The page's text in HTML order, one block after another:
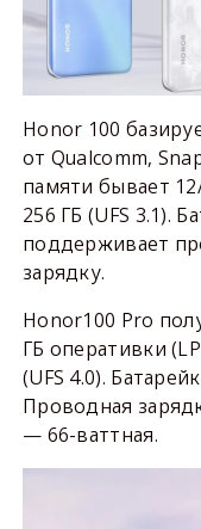
Honor 100
от Qualcomm,
памяти бывает
256 ГБ (UFS 3.1).
поддерживает
зарядку.
Honor100 Pro
ГБ оперативки
(UFS 4.0).
Проводная
— 66-ваттная.